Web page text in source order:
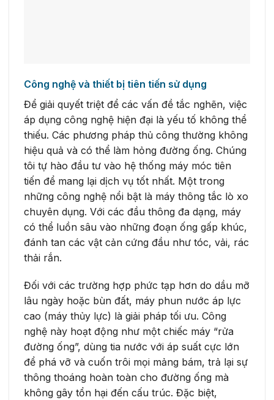
Công nghệ và thiết bị tiên tiến sử dụng
Để giải quyết triệt để các vấn đề tắc nghẽn, việc
áp dụng công nghệ hiện đại là yếu tố không thể
thiếu. Các phương pháp thủ công thường không
hiệu quả và có thể làm hỏng đường ống. Chúng
tôi tự hào đầu tư vào hệ thống máy móc tiên
tiến để mang lại dịch vụ tốt nhất. Một trong
những công nghệ nổi bật là máy thông tắc lò xo
chuyên dụng. Với các đầu thông đa dạng, máy
có thể luồn sâu vào những đoạn ống gấp khúc,
đánh tan các vật cản cứng đầu như tóc, vải, rác
thải rắn.
Đối với các trường hợp phức tạp hơn do dầu mỡ
lâu ngày hoặc bùn đất, máy phun nước áp lực
cao (máy thủy lực) là giải pháp tối ưu. Công
nghệ này hoạt động như một chiếc máy “rửa
đường ống”, dùng tia nước với áp suất cực lớn
để phá vỡ và cuốn trôi mọi mảng bám, trả lại sự
thông thoáng hoàn toàn cho đường ống mà
không gây tổn hại đến cấu trúc. Đặc biệt,